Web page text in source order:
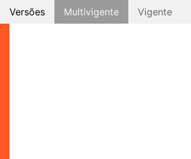
Versões Multivigente Vigente